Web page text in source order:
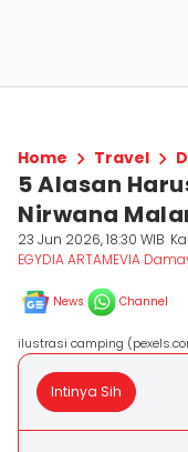
Home Travel
5 Alasan
Nirwana
23 Jun 2026, 18:30 WIB
EGYDIA ARTAMEVIA
News Channel
ilustrasi camping
Intinya Sih